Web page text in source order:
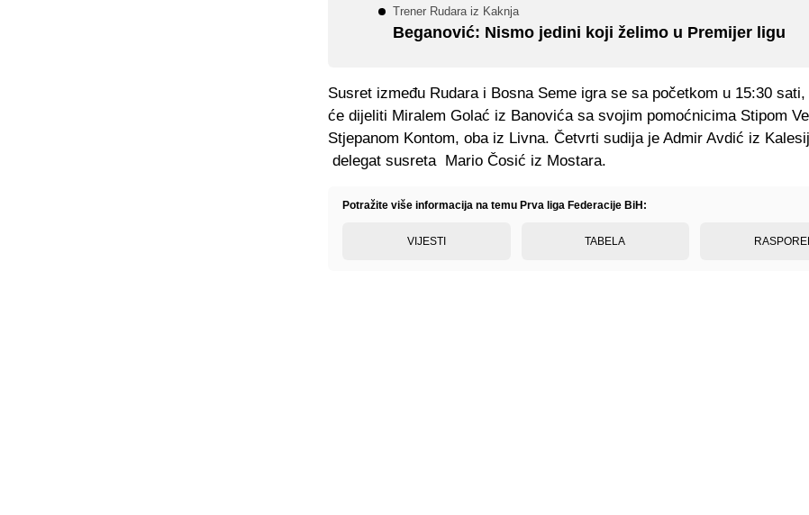
Trener Rudara iz Kaknja
Beganović: Nismo jedini koji želimo u Premijer ligu
Susret između Rudara i Bosna Seme igra se sa početkom u 15:30
će dijeliti Miralem Golać iz Banovića sa svojim pomoćnicima Stipom
Stjepanom Kontom, oba iz Livna. Četvrti sudija je Admir Avdić iz
delegat susreta Mario Čosić iz Mostara.
Potražite više informacija na temu Prva liga Federacije BiH:
VIJESTI TABELA